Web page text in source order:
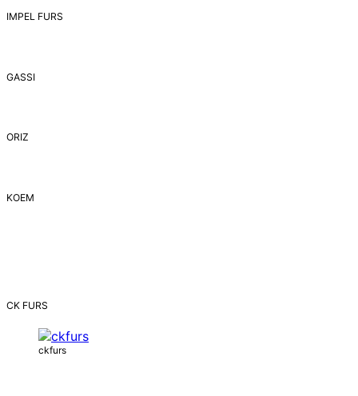
IMPEL FURS
GASSI
ORIZ
ΚΟΕΜ
CK FURS
ckfurs